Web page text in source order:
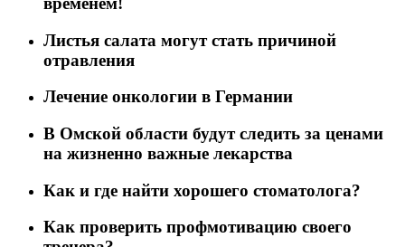
Листья салата могут стать причиной
отравления
Лечение онкологии в Германии
В Омской области будут следить за ценами
на жизненно важные лекарства
Как и где найти хорошего стоматолога?
Как проверить профмотивацию своего